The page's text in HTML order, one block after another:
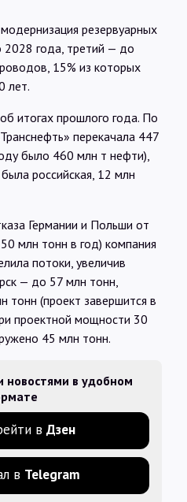
резервуарных
года, третий — до
15% из которых
лет.
итогах прошлого года. По
перекачала 447
было 460 млн т нефти),
российская, 12 млн
Германии и Польши от
млн тонн в год) компания
потоки, увеличив
— до 57 млн тонн,
тонн (проект завершится в
проектной мощности 30
45 млн тонн.
новостями в удобном
в Дзен
в Telegram